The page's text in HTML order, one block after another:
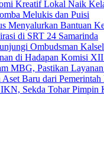
Kreatif Lokal Naik
Melukis dan Puisi
Bantuan
di SRT 24 Samarinda
Ombudsman Kalsel
di Hadapan Komisi
MBG, Pastikan
Baru dari Pemerintah
Sekda Tohar Pimpin